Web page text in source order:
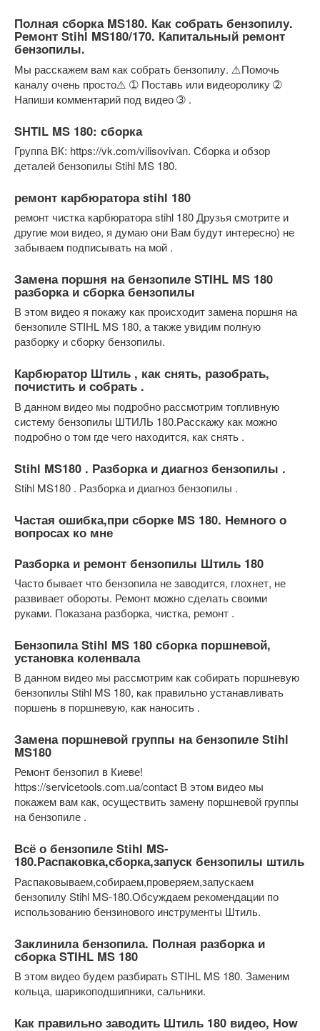
Полная сборка MS180. Как собрать бензопилу.
Ремонт Stihl MS180/170. Капитальный ремонт
бензопилы.
Мы расскажем вам как собрать бензопилу. ⚠️Помочь
каналу очень просто⚠️ ➀ Поставь или видеоролику ➁
Напиши комментарий под видео ➂ .
SHTIL MS 180: сборка
Группа ВК: https://vk.com/vilisovivan. Сборка и обзор
деталей бензопилы Stihl MS 180.
ремонт карбюратора stihl 180
ремонт чистка карбюратора stihl 180 Друзья смотрите и
другие мои видео, я думаю они Вам будут интересно) не
забываем подписывать на мой .
Замена поршня на бензопиле STIHL MS 180
разборка и сборка бензопилы
В этом видео я покажу как происходит замена поршня на
бензопиле STIHL MS 180, а также увидим полную
разборку и сборку бензопилы.
Карбюратор Штиль , как снять, разобрать,
почистить и собрать .
В данном видео мы подробно рассмотрим топливную
систему бензопилы ШТИЛЬ 180.Расскажу как можно
подробно о том где чего находится, как снять .
Stihl MS180 . Разборка и диагноз бензопилы .
Stihl MS180 . Разборка и диагноз бензопилы .
Частая ошибка,при сборке MS 180. Немного о
вопросах ко мне
Разборка и ремонт бензопилы Штиль 180
Часто бывает что бензопила не заводится, глохнет, не
развивает обороты. Ремонт можно сделать своими
руками. Показана разборка, чистка, ремонт .
Бензопила Stihl MS 180 сборка поршневой,
установка коленвала
В данном видео мы рассмотрим как собирать поршневую
бензопилы Stihl MS 180, как правильно устанавливать
поршень в поршневую, как наносить .
Замена поршневой группы на бензопиле Stihl
MS180
Ремонт бензопил в Киеве!
https://servicetools.com.ua/contact В этом видео мы
покажем вам как, осуществить замену поршневой группы
на бензопиле .
Всё о бензопиле Stihl MS-
180.Распаковка,сборка,запуск бензопилы штиль
Распаковываем,собираем,проверяем,запускаем
бензопилу Stihl MS-180.Обсуждаем рекомендации по
использованию бензинового инструменты Штиль.
Заклинила бензопила. Полная разборка и
сборка STIHL MS 180
В этом видео будем разбирать STIHL MS 180. Заменим
кольца, шарикоподшипники, сальники.
Как правильно заводить Штиль 180 видео, How